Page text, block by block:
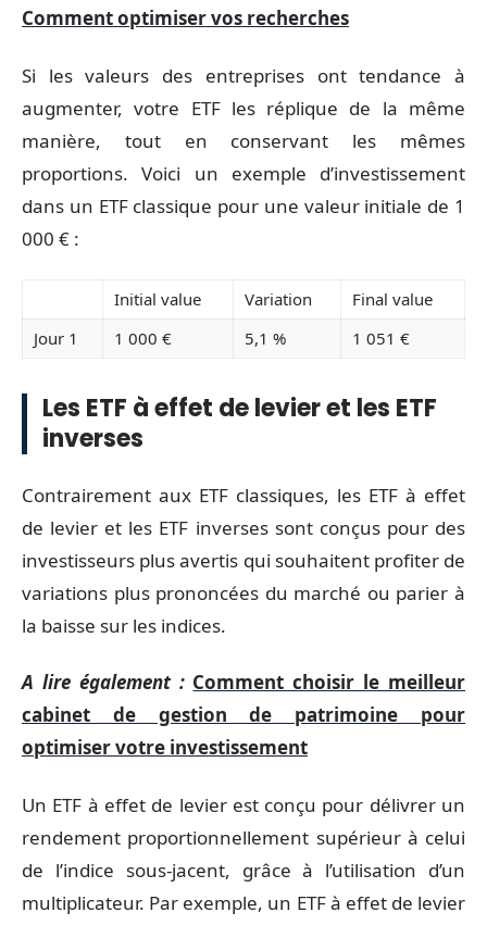
Comment optimiser vos recherches
Si les valeurs des entreprises ont tendance à
augmenter, votre ETF les réplique de la même
manière, tout en conservant les mêmes
proportions. Voici un exemple d’investissement
dans un ETF classique pour une valeur initiale de 1
000 € :
Initial value Variation
Final value
Jour 1
1 000 € 5,1 % 1 051 €
Les ETF à effet de levier et les ETF
inverses
Contrairement aux ETF classiques, les ETF à effet
de levier et les ETF inverses sont conçus pour des
investisseurs plus avertis qui souhaitent profiter de
variations plus prononcées du marché ou parier à
la baisse sur les indices.
A lire également : Comment choisir le meilleur
cabinet de gestion de patrimoine pour
optimiser votre investissement
Un ETF à effet de levier est conçu pour délivrer un
rendement proportionnellement supérieur à celui
de l’indice sous-jacent, grâce à l’utilisation d’un
multiplicateur. Par exemple, un ETF à effet de levier